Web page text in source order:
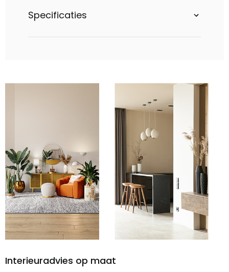
Specificaties
Interieuradvies op maat